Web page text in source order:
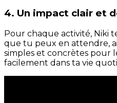
4. Un impact clair et
Pour chaque activité, Niki
que tu peux en attendre,
simples et concrètes pour
facilement dans ta vie